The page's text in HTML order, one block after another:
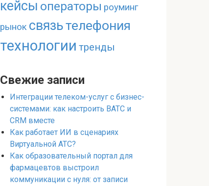
кейсы операторы роуминг
рынок связьтелефония
технологии тренды
Свежие записи
Интеграции телеком-услуг с бизнес-
системами: как настроить ВАТС и
CRM вместе
Как работает ИИ в сценариях
Виртуальной АТС?
Как образовательный портал для
фармацевтов выстроил
коммуникации с нуля: от записи